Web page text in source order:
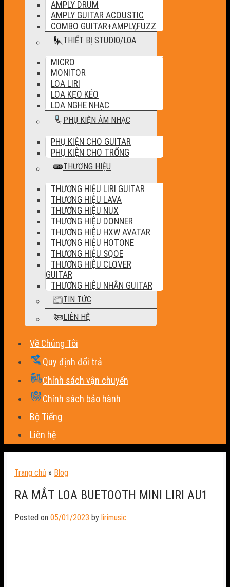
AMPLY DRUM
AMPLY GUITAR ACOUSTIC
COMBO GUITAR+AMPLY,FUZZ
THIẾT BỊ STUDIO/LOA
MICRO
MONITOR
LOA LIRI
LOA KẸO KÉO
LOA NGHE NHẠC
PHỤ KIỆN ÂM NHẠC
PHỤ KIỆN CHO GUITAR
PHỤ KIỆN CHO TRỐNG
THƯƠNG HIỆU
THƯƠNG HIỆU LIRI GUITAR
THƯƠNG HIỆU LAVA
THƯƠNG HIỆU NUX
THƯƠNG HIỆU DONNER
THƯƠNG HIỆU HXW AVATAR
THƯƠNG HIỆU HOTONE
THƯƠNG HIỆU SQOE
THƯƠNG HIỆU CLOVER
GUITAR
THƯƠNG HIỆU NHẪN GUITAR
TIN TỨC
LIÊN HỆ
Về Chúng Tôi
Quy định đổi trả
Chính sách vận chuyển
Chính sách bảo hành
Bộ Tiếng
Liên hệ
Trang chủ » Blog
RA MẮT LOA BUETOOTH MINI LIRI AU1
Posted on 05/01/2023 by lirimusic